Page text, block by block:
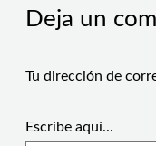
Deja un
Tu dirección de
Escribe aquí...